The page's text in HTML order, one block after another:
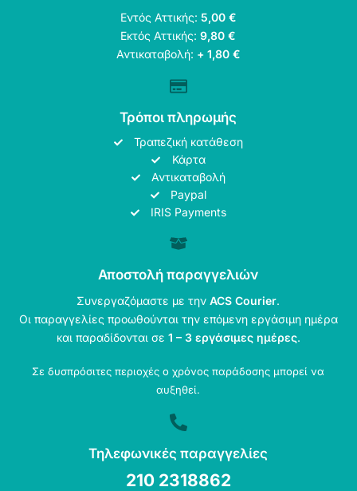
Εντός Αττικής: 5,00 €
Εκτός Αττικής:9,80 €
Αντικαταβολή: + 1,80 €
Τρόποι πληρωμής
Τραπεζική κατάθεση
Κάρτα
Αντικαταβολή
Paypal
IRIS Payments
Αποστολή παραγγελιών
Συνεργαζόμαστε με τηνACS Courier.
Οι παραγγελίες προωθούνται την επόμενη εργάσιμη ημέρα
και παραδίδονται σε 1 – 3 εργάσιμες ημέρες.
Σε δυσπρόσιτες περιοχές ο χρόνος παράδοσης μπορεί να
αυξηθεί.
Τηλεφωνικές παραγγελίες
210 2318862